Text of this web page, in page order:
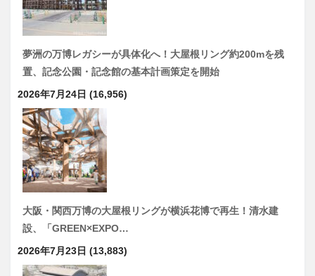
夢洲の万博レガシーが具体化へ！大屋根リング約200mを残
置、記念公園・記念館の基本計画策定を開始
2026年7月24日 (16,956)
大阪・関西万博の大屋根リングが横浜花博で再生！清水建
設、「GREEN×EXPO…
2026年7月23日 (13,883)